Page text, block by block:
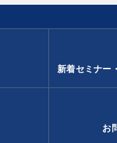
新着セミナー
お